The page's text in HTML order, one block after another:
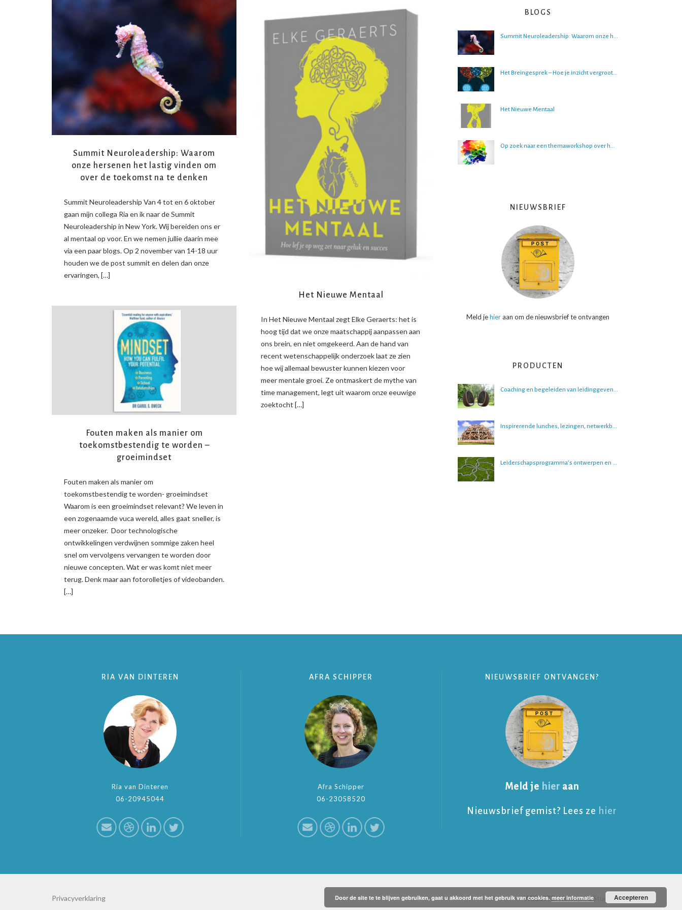
READ MORE
Summit Neuroleadership: Waarom
onze hersenen het lastig vinden om
over de toekomst na te denken
Summit Neuroleadership Van 4 tot en 6 oktober
gaan mijn collega Ria en ik naar de Summit
Neuroleadership in New York. Wij bereiden ons er
al mentaal op voor. En we nemen jullie daarin mee
via een paar blogs. Op 2 november van 14-18 uur
houden we de post summit en delen dan onze
ervaringen, […]
READ MORE
Het Nieuwe Mentaal
In Het Nieuwe Mentaal zegt Elke Geraerts: het is
hoog tijd dat we onze maatschappij aanpassen aan
ons brein, en niet omgekeerd. Aan de hand van
recent wetenschappelijk onderzoek laat ze zien
hoe wij allemaal bewuster kunnen kiezen voor
meer mentale groei. Ze ontmaskert de mythe van
time management, legt uit waarom onze eeuwige
zoektocht […]
READ MORE
Fouten maken als manier om
toekomstbestendig te worden –
groeimindset
Fouten maken als manier om
toekomstbestendig te worden- groeimindset
Waarom is een groeimindset relevant? We leven in
een zogenaamde vuca wereld, alles gaat sneller, is
meer onzeker. Door technologische
ontwikkelingen verdwijnen sommige zaken heel
snel om vervolgens vervangen te worden door
nieuwe concepten. Wat er was komt niet meer
terug. Denk maar aan fotorolletjes of videobanden.
[…]
BLOGS
Summit Neuroleadership: Waarom onze hersenen het lastig vinden om over de toekomst na te denken
Het Breingesprek – Hoe je inzicht vergroot in gesprekken
Het Nieuwe Mentaal
Op zoek naar een themaworkshop over het brein?
NIEUWSBRIEF
Meld jehieraan om de nieuwsbrief te ontvangen
PRODUCTEN
Coaching en begeleiden van leidinggevenden
Inspirerende lunches, lezingen, netwerkbijeenkomsten en boeksessies
Leiderschapsprogramma’s ontwerpen en begeleiden
RIA VAN DINTEREN
Ria van Dinteren
06-20945044
AFRA SCHIPPER
Afra Schipper
06-23058520
NIEUWSBRIEF ONTVANGEN?
Meld je hier aan
Nieuwsbrief gemist? Lees ze hier
Privacyverklaring WEBSITE:Keekmix&Studio Raav
Door de site te te blijven gebruiken, gaat u akkoord met het gebruik van cookies.meer informatie Accepteren